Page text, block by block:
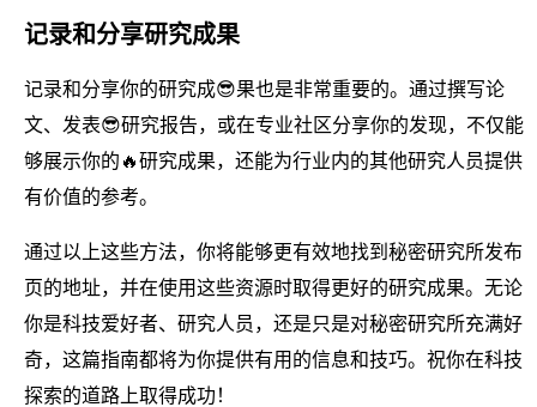
记录和分享研究成果
记录和分享你的研究成😎果也是非常重要的。通过撰写论
文、发表😎研究报告，或在专业社区分享你的发现，不仅能
够展示你的🔥研究成果，还能为行业内的其他研究人员提供
有价值的参考。
通过以上这些方法，你将能够更有效地找到秘密研究所发布
页的地址，并在使用这些资源时取得更好的研究成果。无论
你是科技爱好者、研究人员，还是只是对秘密研究所充满好
奇，这篇指南都将为你提供有用的信息和技巧。祝你在科技
探索的道路上取得成功！